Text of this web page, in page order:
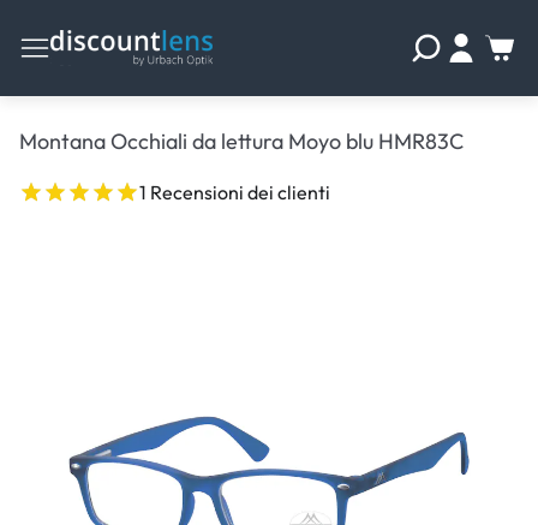
Montana Occhiali da lettura Moyo blu HMR83C
1 Recensioni dei clienti